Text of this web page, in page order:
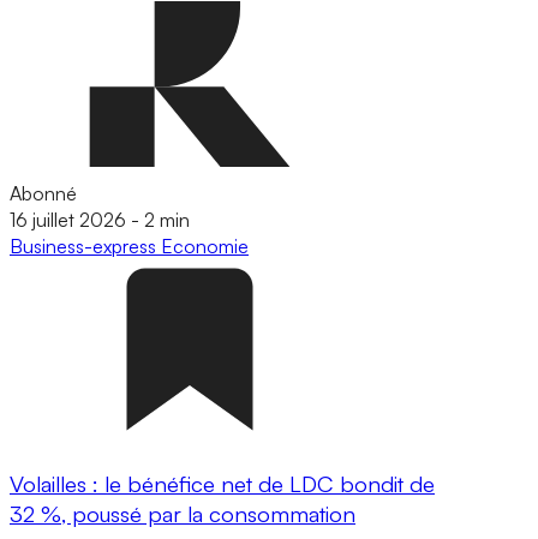
Abonné
16 juillet 2026 - 2 min
Business-express Economie
Volailles : le bénéfice net de LDC bondit de
32 %, poussé par la consommation